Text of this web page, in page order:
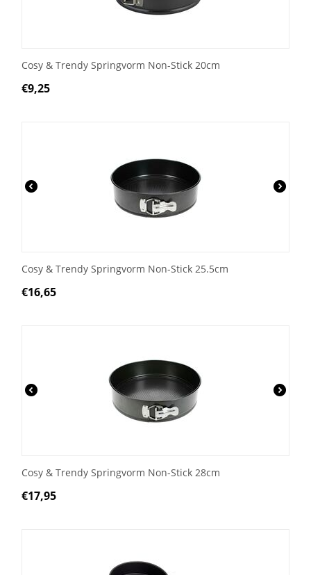
Cosy & Trendy Springvorm Non-Stick 20cm
€9,25
Cosy & Trendy Springvorm Non-Stick 25.5cm
€16,65
Cosy & Trendy Springvorm Non-Stick 28cm
€17,95